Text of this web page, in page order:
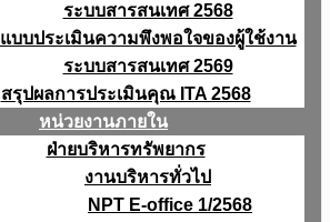
ระบบสารสนเทศ 2568
แบบประเมินความพึงพอใจของผู้ใช้งาน
ระบบสารสนเทศ 2569
สรุปผลการประเมินคุณ ITA 2568
หน่วยงานภายใน
ฝ่ายบริหารทรัพยากร
งานบริหารทั่วไป
NPT E-office 1/2568